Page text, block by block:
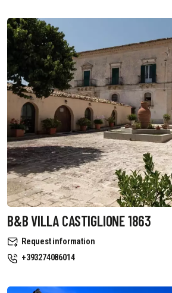
B&B VILLA CASTIGLIONE 1863
Request information
+393274086014